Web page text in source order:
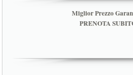
Miglior Prezzo
PRENOTA